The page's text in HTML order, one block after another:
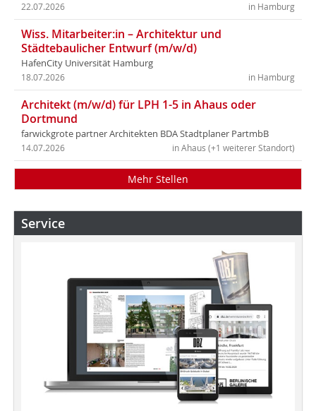
in Hamburg
22.07.2026
Wiss. Mitarbeiter:in – Architektur und
Städtebaulicher Entwurf (m/w/d)
HafenCity Universität Hamburg
in Hamburg
18.07.2026
Architekt (m/w/d) für LPH 1-5 in Ahaus oder
Dortmund
farwickgrote partner Architekten BDA Stadtplaner PartmbB
in Ahaus (+1 weiterer Standort)
14.07.2026
Mehr Stellen
Service